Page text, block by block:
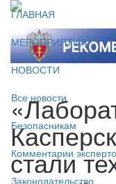
ГЛАВНАЯ
МЕРОПРИЯТИЯ
НОВОСТИ
Все новости
Безопасникам
Комментарии
Законодательство
стали